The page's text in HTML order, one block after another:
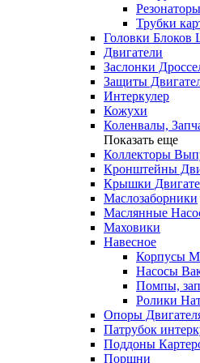
Трубки
Головки
Двигатели
Заслонки
Защиты
Интеркулер
Кожухи
Коленвалы,
Показать еще
Коллекторы
Кронштейны
Крышки
Маслозаборники
Маслянные
Маховики
Навесное
Корпусы
Насосы
Помпы,
Ролики
Опоры
Патрубок
Поддоны
Поршни